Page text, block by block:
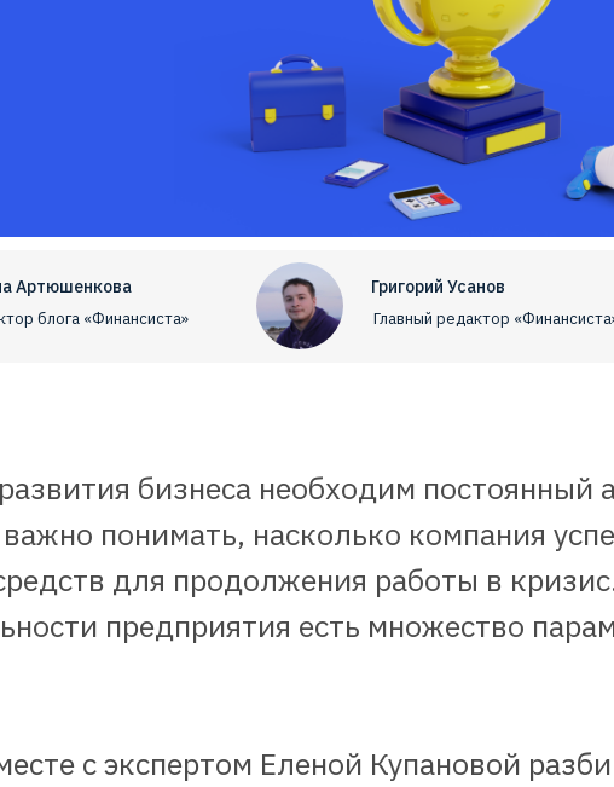
Григорий Усанов
Главный редактор
Артюшенкова
блога «Финансиста»
бизнеса необходим постоянный
понимать, насколько компания
для продолжения работы в
предприятия есть множество
с экспертом Еленой Купановой